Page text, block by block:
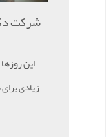
شرکت
این
زیادی